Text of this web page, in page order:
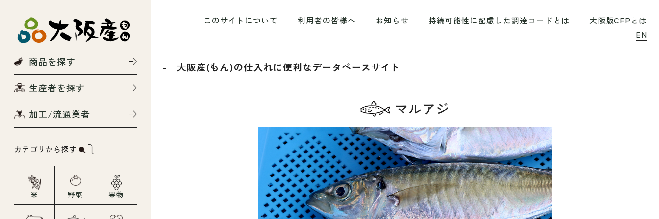
商品を探す
生産者を探す
加工/流通業者
カテゴリから探す
米 野菜 果物
このサイトについて 利用者の皆様へ お知らせ 持続可能性に配慮した調達コードとは
大阪版CFPとは
EN
- 大阪産(もん)の仕入れに便利なデータベースサイト
マルアジ